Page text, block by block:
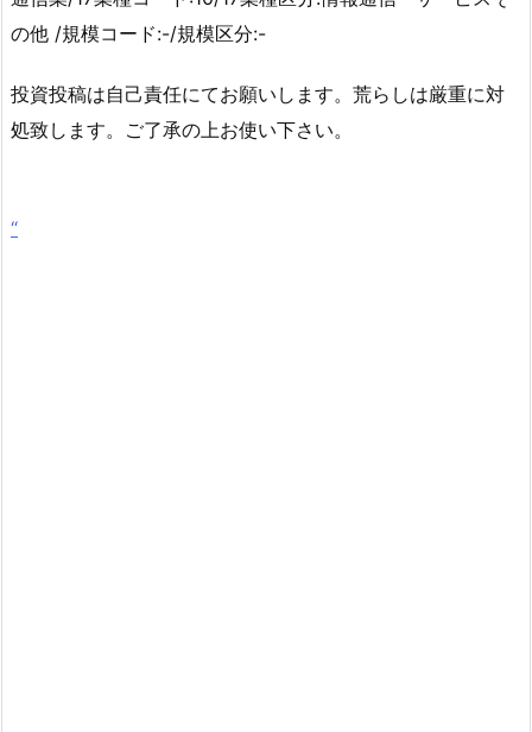
の他 /規模コード:-/規模区分:-
投資投稿は自己責任にてお願いします。荒らしは厳重に対
処致します。ご了承の上お使い下さい。
“